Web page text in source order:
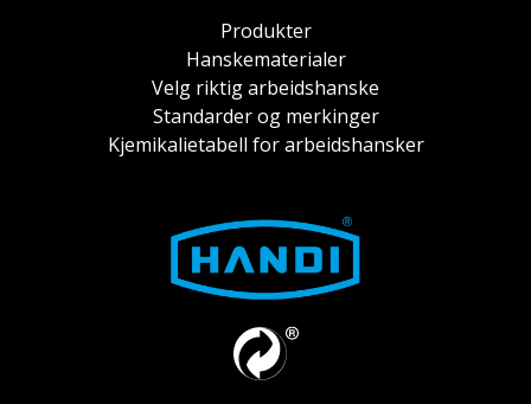
Produkter
Hanskematerialer
Velg riktig arbeidshanske
Standarder og merkinger
Kjemikalietabell for arbeidshansker